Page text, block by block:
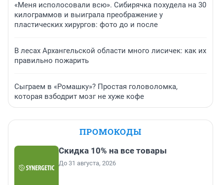
«Меня исполосовали всю». Сибирячка похудела на 30
килограммов и выиграла преображение у
пластических хирургов: фото до и после
В лесах Архангельской области много лисичек: как их
правильно пожарить
Сыграем в «Ромашку»? Простая головоломка,
которая взбодрит мозг не хуже кофе
ПРОМОКОДЫ
Скидка 10% на все товары
До 31 августа, 2026